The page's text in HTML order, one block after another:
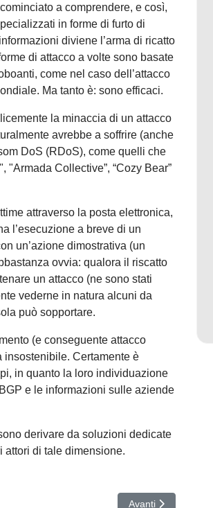
a comprendere, e così,
in forme di furto di
diviene l’arma di ricatto
di attacco a volte sono basate
come nel caso dell’attacco
Ma tanto è: sono efficaci.
la minaccia di un attacco
avrebbe a soffrire (anche
DoS (RDoS), come quelli che
Collective”, “Cozy Bear”
attraverso la posta elettronica,
l’esecuzione a breve di un
un’azione dimostrativa (un
ovvia: qualora il riscatto
un attacco (ne sono stati
vederne in natura alcuni da
può sopportare.
(e conseguente attacco
insostenibile. Certamente è
in quanto la loro individuazione
e le informazioni sulle aziende
derivare da soluzioni dedicate
attori di tale dimensione.
Articolo
Avanti